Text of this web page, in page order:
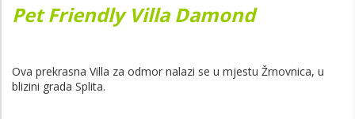
Pet Friendly Villa Damond
Ova prekrasna Villa za odmor nalazi se u mjestu Žrnovnica, u
blizini grada Splita.